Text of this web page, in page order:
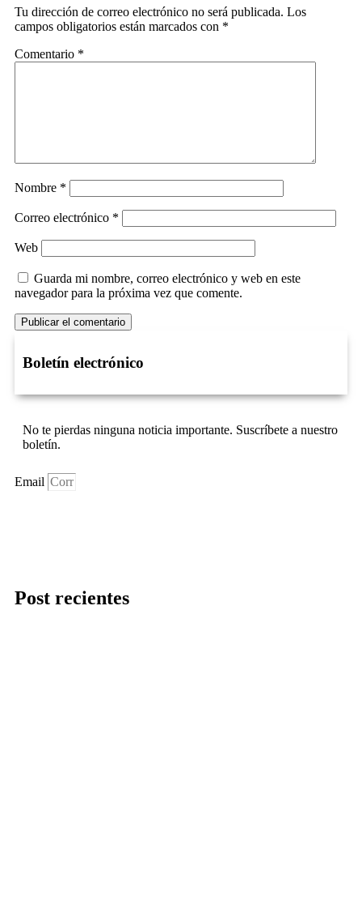
Tu dirección de correo electrónico no será publicada. Los
campos obligatorios están marcados con *
Comentario *
Nombre *
Correo electrónico *
Web
Guarda mi nombre, correo electrónico y web en este
navegador para la próxima vez que comente.
Boletín electrónico
No te pierdas ninguna noticia importante. Suscríbete a nuestro
boletín.
Email
Post recientes